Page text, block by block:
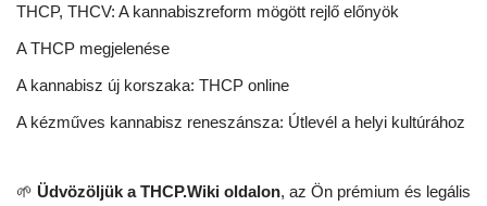
THCP, THCV: A kannabiszreform mögött rejlő előnyök
A THCP megjelenése
A kannabisz új korszaka: THCP online
A kézműves kannabisz reneszánsza: Útlevél a helyi kultúrához
🌱 Üdvözöljük a THCP.Wiki oldalon, az Ön prémium és legális